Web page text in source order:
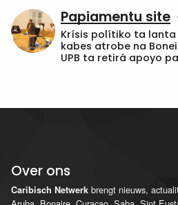
Papiamentu site
Krísis polítiko ta lanta
kabes atrobe na
UPB ta retirá apoyo pa
Over ons
Caribisch Netwerk brengt nieuws,